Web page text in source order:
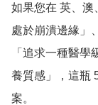
如果您在 英、澳
處於崩潰邊緣」
「追求一種醫
養質感」，這瓶
案。